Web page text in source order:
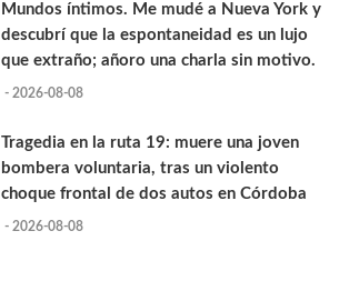
Mundos íntimos. Me mudé a Nueva York y
descubrí que la espontaneidad es un lujo
que extraño; añoro una charla sin motivo.
- 2026-08-08
Tragedia en la ruta 19: muere una joven
bombera voluntaria, tras un violento
choque frontal de dos autos en Córdoba
- 2026-08-08